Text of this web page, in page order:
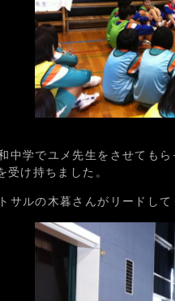
中学でユメ先生をさせても
け持ちました。
サルの木暮さんがリードし